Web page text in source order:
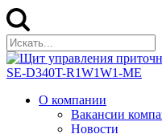
О компании
Вакансии
Новости